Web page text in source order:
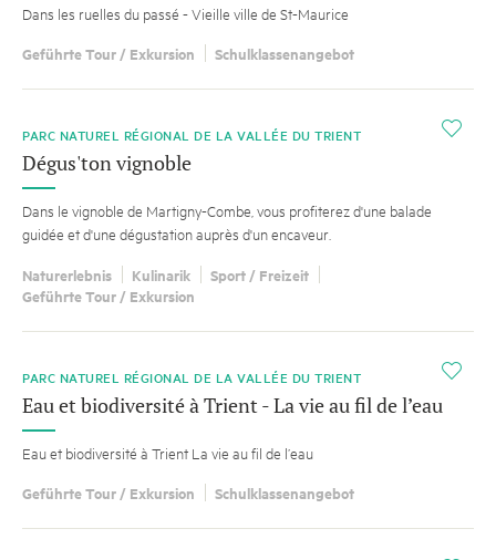
Dans les ruelles du passé - Vieille ville de St-Maurice
Geführte Tour / Exkursion Schulklassenangebot
i
PARC NATUREL RÉGIONAL DE LA VALLÉE DU TRIENT
Dégus'ton vignoble
Dans le vignoble de Martigny-Combe, vous profiterez d'une balade
guidée et d'une dégustation auprès d'un encaveur.
Naturerlebnis Kulinarik
Sport / Freizeit
Geführte Tour / Exkursion
i
PARC NATUREL RÉGIONAL DE LA VALLÉE DU TRIENT
Eau et biodiversité à Trient - La vie au fil de l’eau
Eau et biodiversité à Trient La vie au fil de l’eau
Geführte Tour / Exkursion Schulklassenangebot